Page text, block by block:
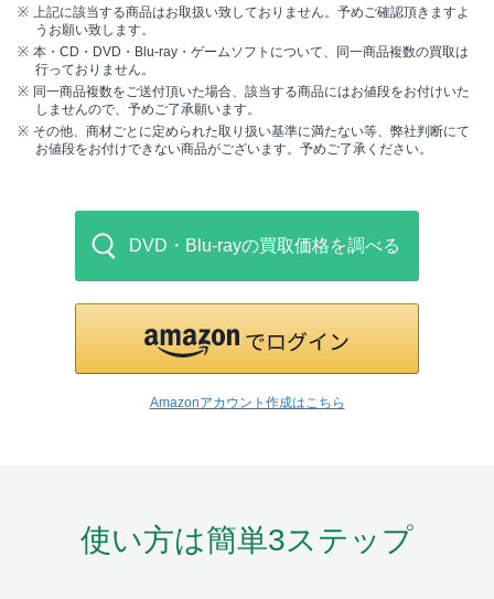
上記に該当する商品はお取扱い致しておりません。予めご確認頂きますよ
うお願い致します。
本・CD・DVD・Blu-ray・ゲームソフトについて、同一商品複数の買取は
行っておりません。
同一商品複数をご送付頂いた場合、該当する商品にはお値段をお付けいた
しませんので、予めご了承願います。
その他、商材ごとに定められた取り扱い基準に満たない等、弊社判断にて
お値段をお付けできない商品がございます。予めご了承ください。
DVD・Blu-rayの買取価格を調べる
Amazonアカウント作成はこちら
使い方は簡単3ステップ